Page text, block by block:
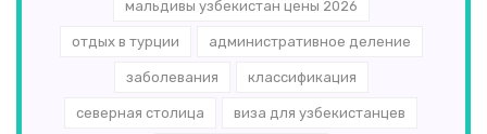
мальдивы узбекистан цены 2026
отдых в турции административное деление
заболевания классификация
северная столица виза для узбекистанцев